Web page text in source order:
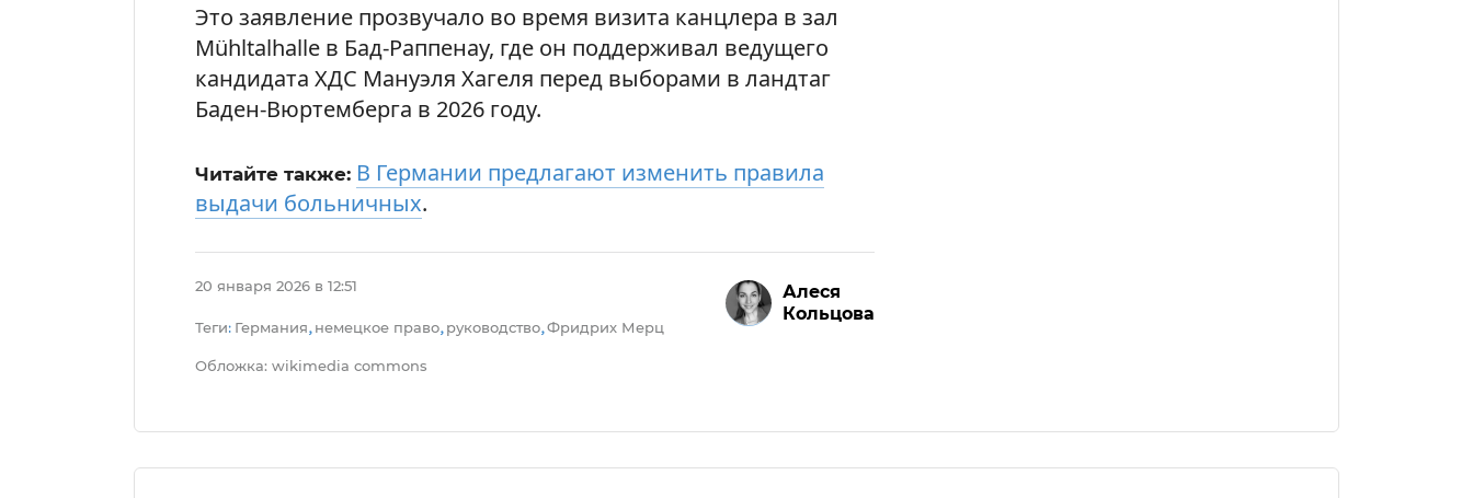
Это заявление прозвучало во время визита канцлера в зал
Mühltalhalle в Бад-Раппенау, где он поддерживал ведущего
кандидата ХДС Мануэля Хагеля перед выборами в ландтаг
Баден-Вюртемберга в 2026 году.
Читайте также: В Германии предлагают изменить правила
выдачи больничных.
20 января 2026 в 12:51
Теги: Германия, немецкое право, руководство,Фридрих Мерц
Обложка: wikimedia commons
Алеся
Кольцова